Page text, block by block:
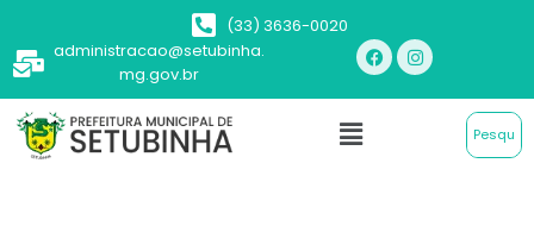
(33) 3636-0020
administracao@setubinha.
mg.gov.br